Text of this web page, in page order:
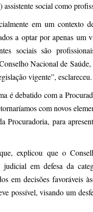
social como
em um contexto
a optar por apenas um
sociais são
Nacional de
vigente”, esclareceu.
é debatido com a
com novos
para
explicou que o
em defesa da
em decisões favoráveis
possível, visando um